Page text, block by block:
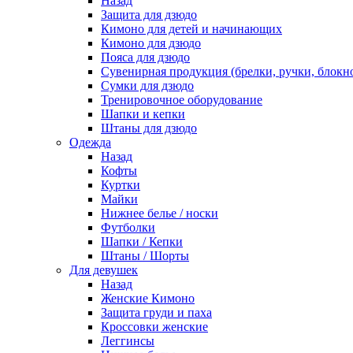
Защита для дзюдо
Кимоно для детей и начинающих
Кимоно для дзюдо
Пояса для дзюдо
Сувенирная продукция (брелки, ручки,
Сумки для дзюдо
Тренировочное оборудование
Шапки и кепки
Штаны для дзюдо
Одежда
Назад
Кофты
Куртки
Майки
Нижнее белье / носки
Футболки
Шапки / Кепки
Штаны / Шорты
Для девушек
Назад
Женские Кимоно
Защита груди и паха
Кроссовки женские
Леггинсы